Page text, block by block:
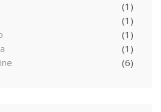
(1)
(1)
(1)
(1)
(6)